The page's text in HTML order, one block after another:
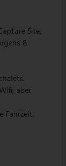
Site,
&
aber
Fahrzeit.